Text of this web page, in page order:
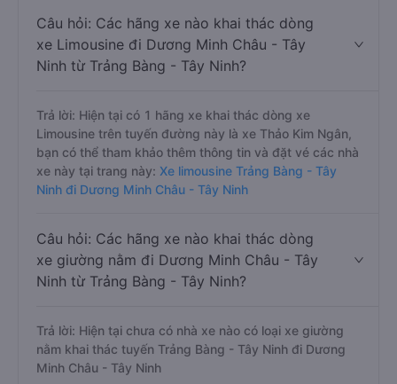
Câu hỏi: Các hãng xe nào khai thác dòng
xe Limousine đi Dương Minh Châu - Tây
Ninh từ Trảng Bàng - Tây Ninh?
Trả lời: Hiện tại có 1 hãng xe khai thác dòng xe
Limousine trên tuyến đường này là xe Thảo Kim Ngân,
bạn có thể tham khảo thêm thông tin và đặt vé các nhà
xe này tại trang này: Xe limousine Trảng Bàng - Tây
Ninh đi Dương Minh Châu - Tây Ninh
Câu hỏi: Các hãng xe nào khai thác dòng
xe giường nằm đi Dương Minh Châu - Tây
Ninh từ Trảng Bàng - Tây Ninh?
Trả lời: Hiện tại chưa có nhà xe nào có loại xe giường
nằm khai thác tuyến Trảng Bàng - Tây Ninh đi Dương
Minh Châu - Tây Ninh